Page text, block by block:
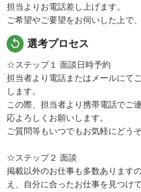
担当よりお電話差し上げます。
ご希望やご要望をお伺いした上で
replay 選考プロセス
☆ステップ１ 面談日時予約
担当者より電話またはメールにて
します。
この際、担当者より携帯電話でご
応よろしくお願いします。
ご質問等もいつでもお気軽にどうぞ
☆ステップ２ 面談
掲載以外のお仕事も多数あります
え、自分に合ったお仕事を見つけ